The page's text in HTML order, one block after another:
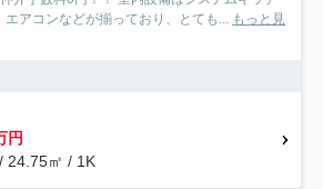
エアコンなどが揃っており、とても... もっと見
円
24.75㎡ / 1K